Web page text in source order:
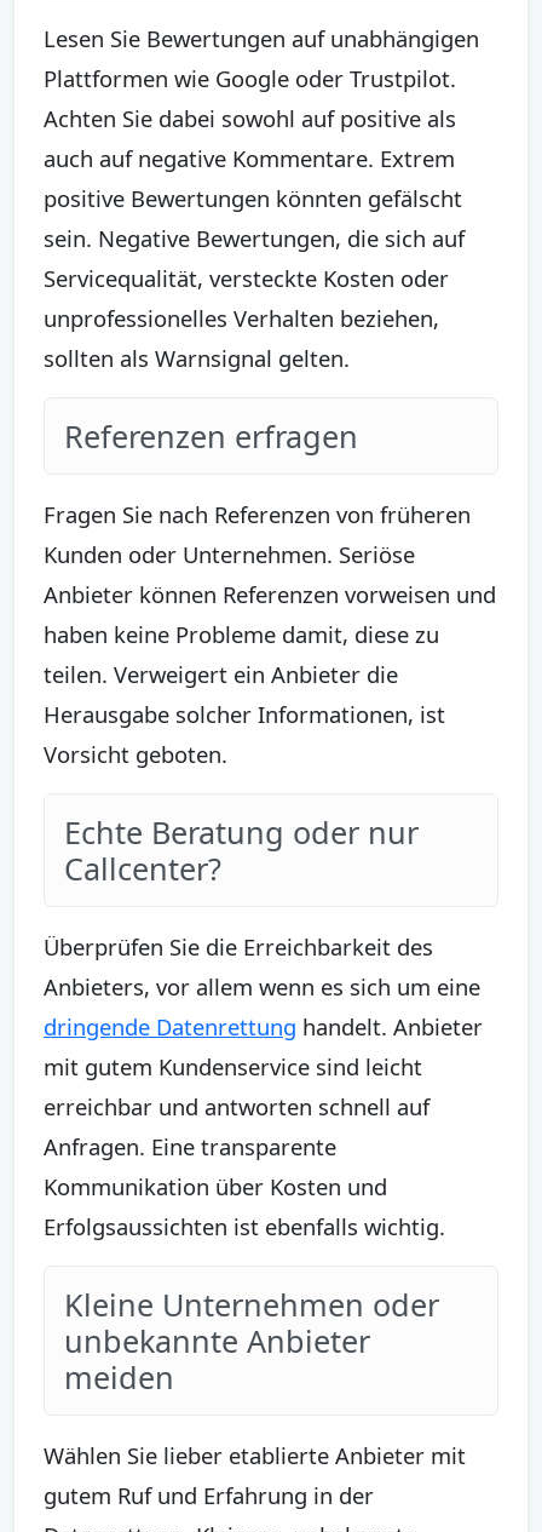
Lesen Sie Bewertungen auf unabhängigen
Plattformen wie Google oder Trustpilot.
Achten Sie dabei sowohl auf positive als
auch auf negative Kommentare. Extrem
positive Bewertungen könnten gefälscht
sein. Negative Bewertungen, die sich auf
Servicequalität, versteckte Kosten oder
unprofessionelles Verhalten beziehen,
sollten als Warnsignal gelten.
Referenzen erfragen
Fragen Sie nach Referenzen von früheren
Kunden oder Unternehmen. Seriöse
Anbieter können Referenzen vorweisen und
haben keine Probleme damit, diese zu
teilen. Verweigert ein Anbieter die
Herausgabe solcher Informationen, ist
Vorsicht geboten.
Echte Beratung oder nur
Callcenter?
Überprüfen Sie die Erreichbarkeit des
Anbieters, vor allem wenn es sich um eine
dringende Datenrettung handelt. Anbieter
mit gutem Kundenservice sind leicht
erreichbar und antworten schnell auf
Anfragen. Eine transparente
Kommunikation über Kosten und
Erfolgsaussichten ist ebenfalls wichtig.
Kleine Unternehmen oder
unbekannte Anbieter
meiden
Wählen Sie lieber etablierte Anbieter mit
gutem Ruf und Erfahrung in der